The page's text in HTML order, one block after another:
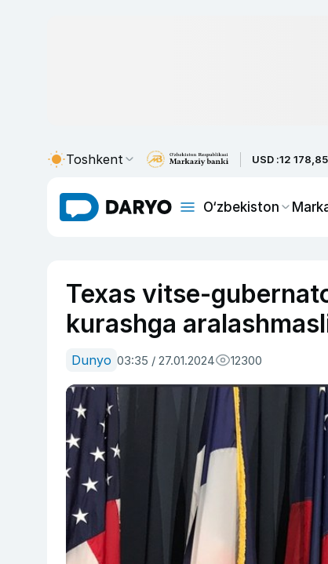
Toshkent USD :12 178,85
O‘zbekiston
Texas vitse-
kurashga
Dunyo 03:35 / 27.01.2024 12300